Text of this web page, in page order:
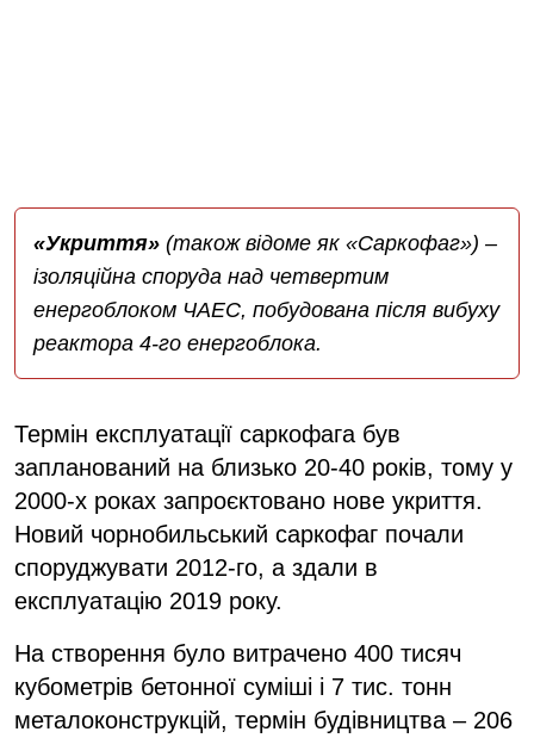
«Укриття» (також відоме як «Саркофаг») –
ізоляційна споруда над четвертим
енергоблоком ЧАЕС, побудована після вибуху
реактора 4-го енергоблока.
Термін експлуатації саркофага був
запланований на близько 20-40 років, тому у
2000-х роках запроєктовано нове укриття.
Новий чорнобильський саркофаг почали
споруджувати 2012-го, а здали в
експлуатацію 2019 року.
На створення було витрачено 400 тисяч
кубометрів бетонної суміші і 7 тис. тонн
металоконструкцій, термін будівництва – 206